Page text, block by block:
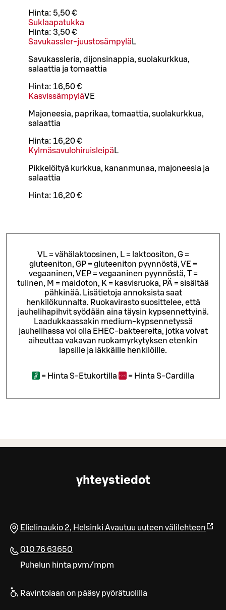
Hinta: 5,50 €
Suklaapatukka
Hinta: 3,50 €
Savukassler-juustosämpylä L
Savukassleria, dijonsinappia, suolakurkkua,
salaattia ja tomaattia
Hinta: 16,50 €
KasvissämpyläVE
Majoneesia, paprikaa, tomaattia, suolakurkkua,
salaattia
Hinta: 16,20 €
Kylmäsavulohiruisleipä L
Pikkelöityä kurkkua, kananmunaa, majoneesia ja
salaattia
Hinta: 16,20 €
VL = vähälaktoosinen, L = laktoositon, G =
gluteeniton, GP = gluteeniton pyynnöstä, VE =
vegaaninen, VEP = vegaaninen pyynnöstä, T =
tulinen, M = maidoton, K = kasvisruoka, PÄ = sisältää
pähkinää. Lisätietoja annoksista saat
henkilökunnalta. Ruokavirasto suosittelee, että
jauhelihapihvit syödään aina täysin kypsennettyinä.
Laadukkaassakin medium-kypsennetyssä
jauhelihassa voi olla EHEC-bakteereita, jotka voivat
aiheuttaa vakavan ruokamyrkytyksen etenkin
lapsille ja iäkkäille henkilöille.
= Hinta S-Etukortilla = Hinta S-Cardilla
yhteystiedot
Elielinaukio 2, Helsinki Avautuu uuteen välilehteen
010 76 63650
Puhelun hinta pvm/mpm
Ravintolaan on pääsy pyörätuolilla